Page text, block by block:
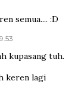
semua.... :D
kupasang tuh.
keren lagi